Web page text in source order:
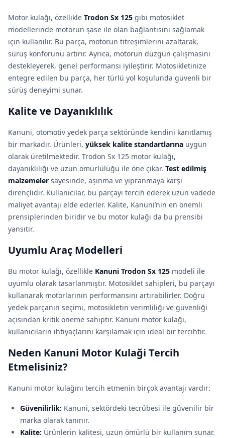
Motor kulağı, özellikle Trodon Sx 125 gibi motosiklet
modellerinde motorun şase ile olan bağlantısını sağlamak
için kullanılır. Bu parça, motorun titreşimlerini azaltarak,
sürüş konforunu artırır. Ayrıca, motorun düzgün çalışmasını
destekleyerek, genel performansı iyileştirir. Motosikletinize
entegre edilen bu parça, her türlü yol koşulunda güvenli bir
sürüş deneyimi sunar.
Kalite ve Dayanıklılık
Kanuni, otomotiv yedek parça sektöründe kendini kanıtlamış
bir markadır. Ürünleri, yüksek kalite standartlarına uygun
olarak üretilmektedir. Trodon Sx 125 motor kulağı,
dayanıklılığı ve uzun ömürlülüğü ile öne çıkar. Test edilmiş
malzemeler sayesinde, aşınma ve yıpranmaya karşı
dirençlidir. Kullanıcılar, bu parçayı tercih ederek uzun vadede
maliyet avantajı elde ederler. Kalite, Kanuni’nin en önemli
prensiplerinden biridir ve bu motor kulağı da bu prensibi
yansıtır.
Uyumlu Araç Modelleri
Bu motor kulağı, özellikle Kanuni Trodon Sx 125 modeli ile
uyumlu olarak tasarlanmıştır. Motosiklet sahipleri, bu parçayı
kullanarak motorlarının performansını artırabilirler. Doğru
yedek parçanın seçimi, motosikletin verimliliği ve güvenliği
açısından kritik öneme sahiptir. Kanuni motor kulağı,
kullanıcıların ihtiyaçlarını karşılamak için ideal bir tercihtir.
Neden Kanuni Motor Kulaği Tercih
Etmelisiniz?
Kanuni motor kulağını tercih etmenin birçok avantajı vardır:
Güvenilirlik: Kanuni, sektördeki tecrübesi ile güvenilir bir
marka olarak tanınır.
Kalite: Ürünlerin kalitesi, uzun ömürlü bir kullanım sunar.